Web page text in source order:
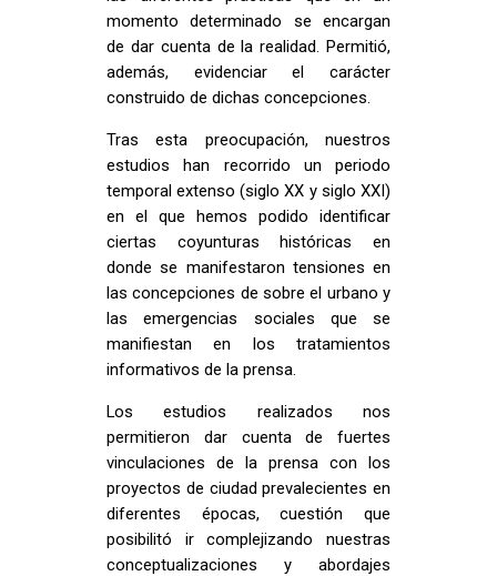
momento determinado se encargan
de dar cuenta de la realidad. Permitió,
además, evidenciar el carácter
construido de dichas concepciones.
Tras esta preocupación, nuestros
estudios han recorrido un periodo
temporal extenso (siglo XX y siglo XXI)
en el que hemos podido identificar
ciertas coyunturas históricas en
donde se manifestaron tensiones en
las concepciones de sobre el urbano y
las emergencias sociales que se
manifiestan en los tratamientos
informativos de la prensa.
Los estudios realizados nos
permitieron dar cuenta de fuertes
vinculaciones de la prensa con los
proyectos de ciudad prevalecientes en
diferentes épocas, cuestión que
posibilitó ir complejizando nuestras
conceptualizaciones y abordajes